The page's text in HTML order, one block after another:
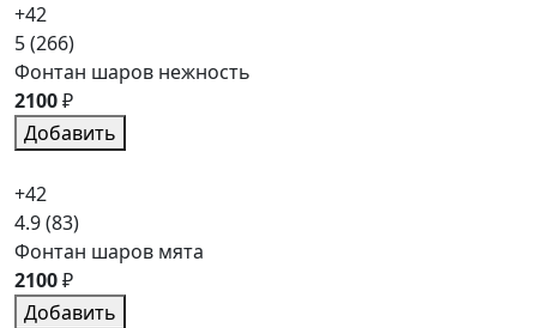
+42
5(266)
Фонтан шаров нежность
2100₽
Добавить
+42
4.9(83)
Фонтан шаров мята
2100₽
Добавить